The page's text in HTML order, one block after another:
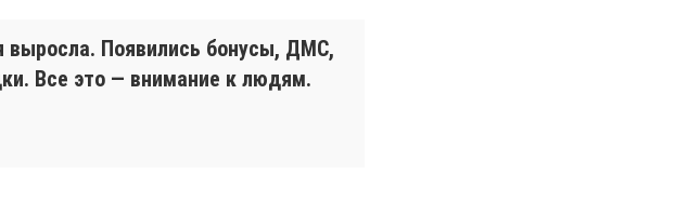
выросла. Появились бонусы, ДМС,
Все это — внимание к людям.